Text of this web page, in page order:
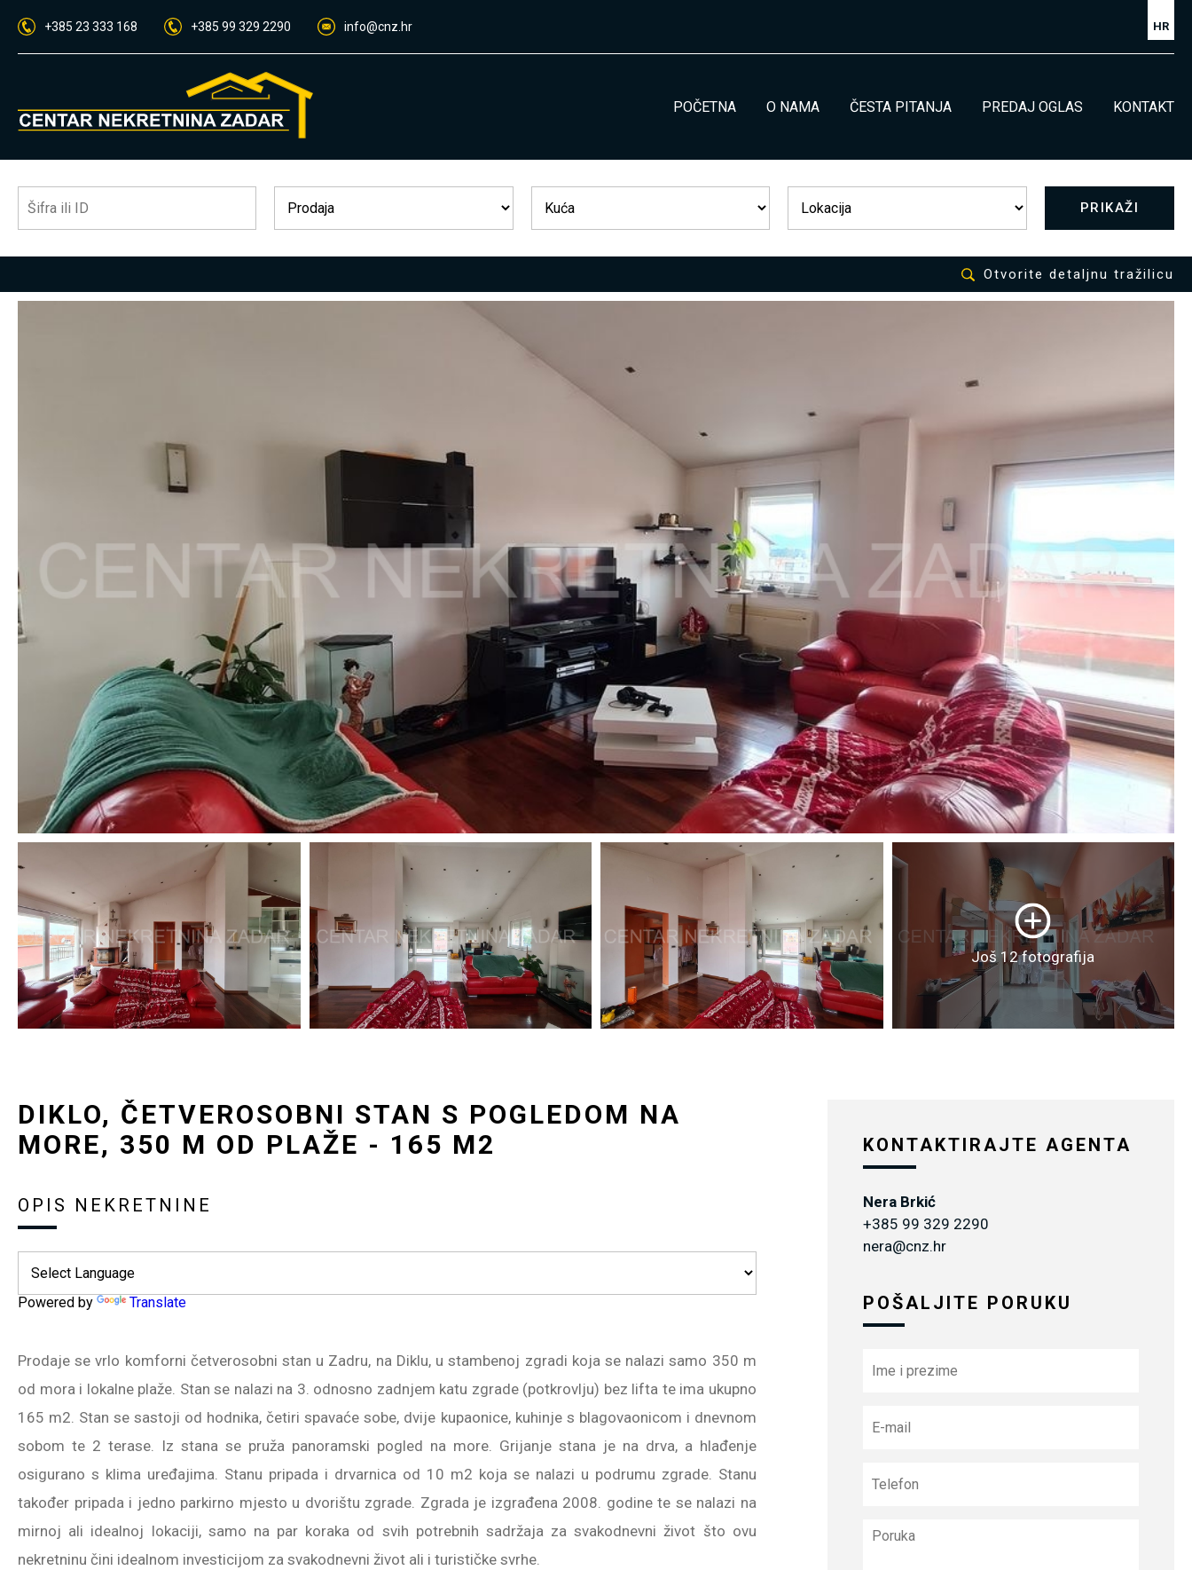
+385 23 333 168 +385 99 329 2290 info@cnz.hr HR
POČETNA O NAMA ČESTA PITANJA PREDAJ OGLAS KONTAKT
PRIKAŽI
Otvorite detaljnu tražilicu
Još 12 fotografija
DIKLO, ČETVEROSOBNI STAN S POGLEDOM NA
MORE, 350 M OD PLAŽE - 165 M2
OPIS NEKRETNINE
Powered by Translate
Prodaje se vrlo komforni četverosobni stan u Zadru, na Diklu, u stambenoj zgradi koja se nalazi samo 350 m
od mora i lokalne plaže. Stan se nalazi na 3. odnosno zadnjem katu zgrade (potkrovlju) bez lifta te ima ukupno
165 m2. Stan se sastoji od hodnika, četiri spavaće sobe, dvije kupaonice, kuhinje s blagovaonicom i dnevnom
sobom te 2 terase. Iz stana se pruža panoramski pogled na more. Grijanje stana je na drva, a hlađenje
osigurano s klima uređajima. Stanu pripada i drvarnica od 10 m2 koja se nalazi u podrumu zgrade. Stanu
također pripada i jedno parkirno mjesto u dvorištu zgrade. Zgrada je izgrađena 2008. godine te se nalazi na
mirnoj ali idealnoj lokaciji, samo na par koraka od svih potrebnih sadržaja za svakodnevni život što ovu
nekretninu čini idealnom investicijom za svakodnevni život ali i turističke svrhe.
KONTAKTIRAJTE AGENTA
Nera Brkić
+385 99 329 2290
nera@cnz.hr
POŠALJITE PORUKU